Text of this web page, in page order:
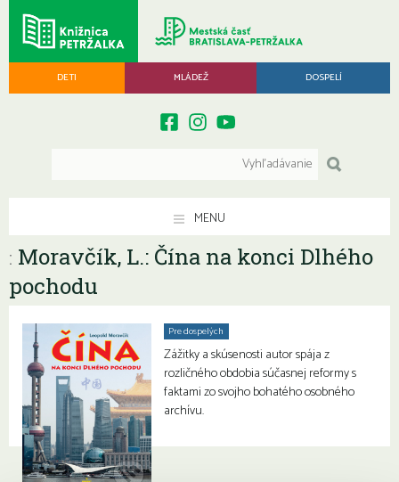
DETI MLÁDEŽ DOSPELÍ
MENU
: Moravčík, L.: Čína na konci Dlhého
pochodu
Pre dospelých
Zážitky a skúsenosti autor spája z
rozličného obdobia súčasnej reformy s
faktami zo svojho bohatého osobného
archívu.